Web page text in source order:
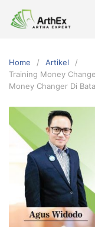
Home
Artikel
Training Money
Money Changer Di